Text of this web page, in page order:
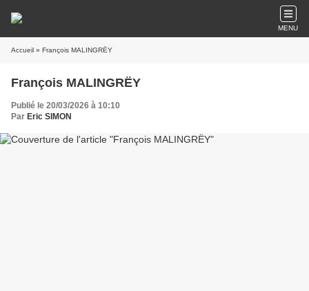
MENU
Accueil » François MALINGRËY
François MALINGRËY
Publié le 20/03/2026 à 10:10
Par Eric SIMON